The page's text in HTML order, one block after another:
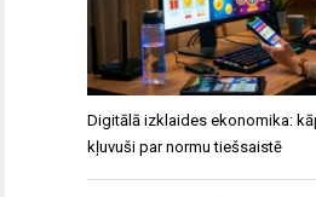
Digitālā izklaides ekonomika:
kļuvuši par normu tiešsaistē